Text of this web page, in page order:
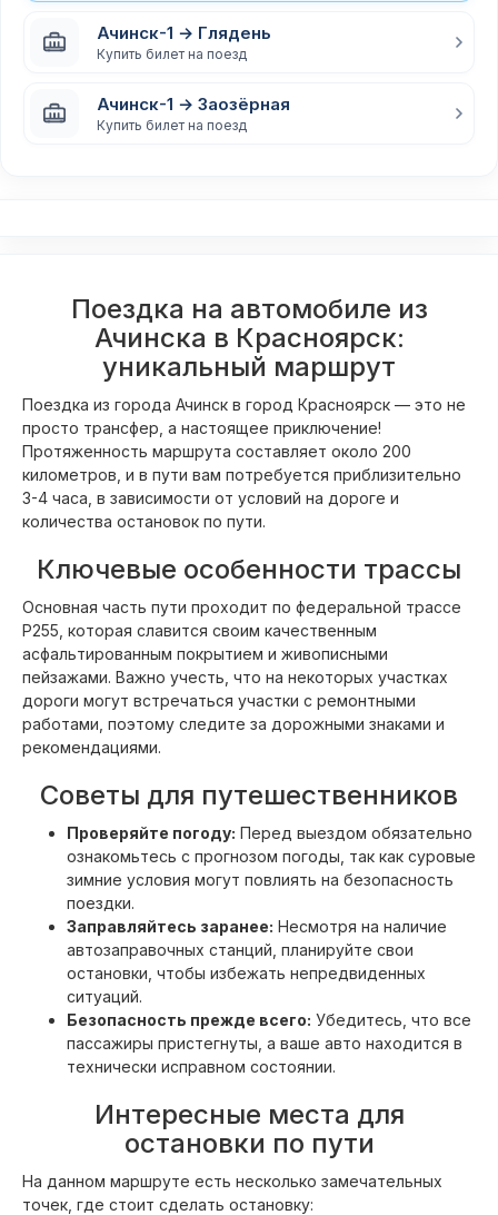
Ачинск-1 → Глядень
Купить билет на поезд
Ачинск-1 → Заозёрная
Купить билет на поезд
Поездка на автомобиле из
Ачинска в Красноярск:
уникальный маршрут
Поездка из города Ачинск в город Красноярск — это не
просто трансфер, а настоящее приключение!
Протяженность маршрута составляет около 200
километров, и в пути вам потребуется приблизительно
3-4 часа, в зависимости от условий на дороге и
количества остановок по пути.
Ключевые особенности трассы
Основная часть пути проходит по федеральной трассе
Р255, которая славится своим качественным
асфальтированным покрытием и живописными
пейзажами. Важно учесть, что на некоторых участках
дороги могут встречаться участки с ремонтными
работами, поэтому следите за дорожными знаками и
рекомендациями.
Советы для путешественников
Проверяйте погоду: Перед выездом обязательно
ознакомьтесь с прогнозом погоды, так как суровые
зимние условия могут повлиять на безопасность
поездки.
Заправляйтесь заранее: Несмотря на наличие
автозаправочных станций, планируйте свои
остановки, чтобы избежать непредвиденных
ситуаций.
Безопасность прежде всего: Убедитесь, что все
пассажиры пристегнуты, а ваше авто находится в
технически исправном состоянии.
Интересные места для
остановки по пути
На данном маршруте есть несколько замечательных
точек, где стоит сделать остановку: